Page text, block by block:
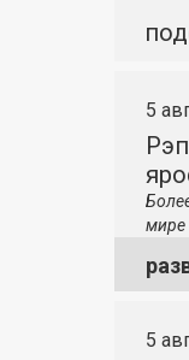
5
мире
5